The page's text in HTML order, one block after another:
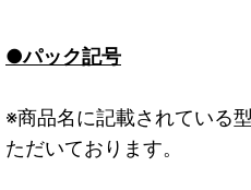
●パック記号
※商品名に記載されている
ただいております。